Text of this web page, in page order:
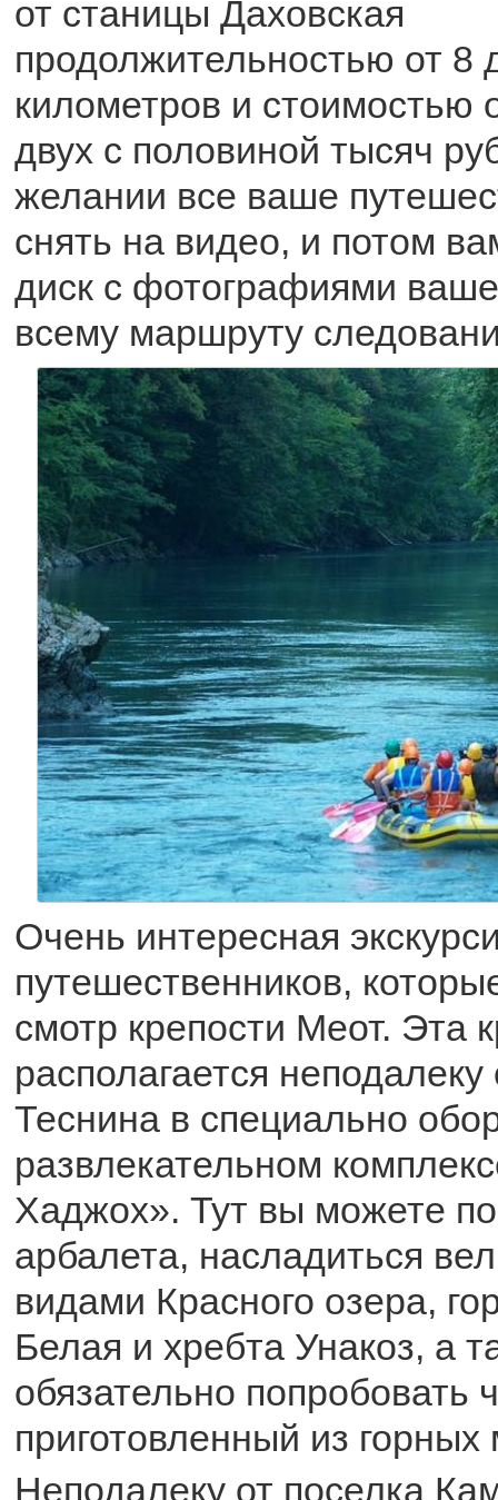
от станицы Даховская
продолжительностью от 8
километров и стоимостью
двух с половиной тысяч
желании все ваше
снять на видео, и потом
диск с фотографиями
всему маршруту
Очень интересная
путешественников,
смотр крепости Меот. Эта
располагается неподалеку
Теснина в специально
развлекательном
Хаджох». Тут вы можете
арбалета, насладиться
видами Красного озера,
Белая и хребта Унакоз, а
обязательно попробовать
приготовленный из
Неподалеку от поселка